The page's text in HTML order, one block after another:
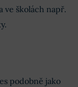
ve školách např.
podobně jako